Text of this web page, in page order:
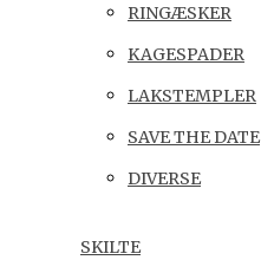
RINGÆSKER
KAGESPADER
LAKSTEMPLER
SAVE THE DATE
DIVERSE
SKILTE